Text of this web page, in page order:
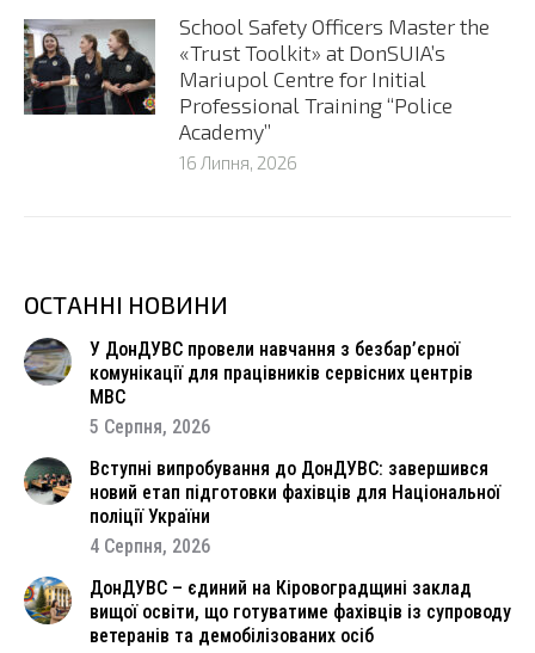
School Safety Officers Master the
«Trust Toolkit» at DonSUIA’s
Mariupol Centre for Initial
Professional Training “Police
Academy”
16 Липня, 2026
ОСТАННІ НОВИНИ
У ДонДУВС провели навчання з безбар’єрної
комунікації для працівників сервісних центрів
МВС
5 Серпня, 2026
Вступні випробування до ДонДУВС: завершився
новий етап підготовки фахівців для Національної
поліції України
4 Серпня, 2026
ДонДУВС – єдиний на Кіровоградщині заклад
вищої освіти, що готуватиме фахівців із супроводу
ветеранів та демобілізованих осіб